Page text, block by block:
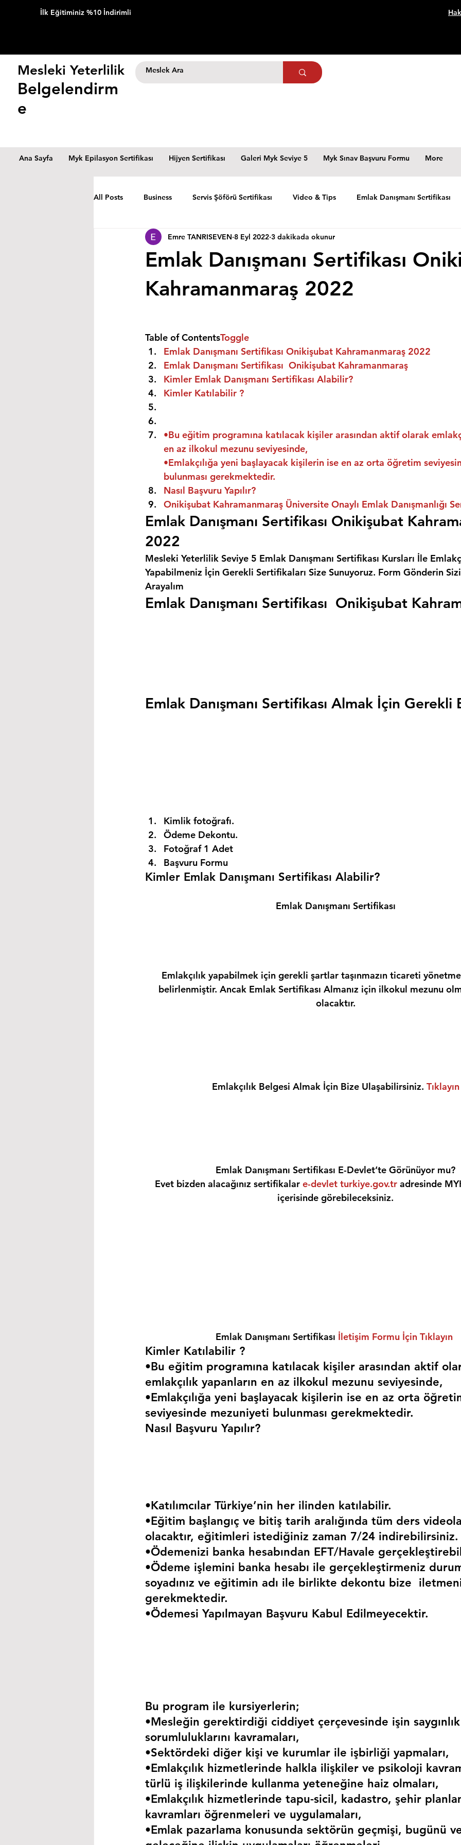
İlk Eğitiminiz %10 İndirimli
Mesleki Yeterlilik
Belgelendirm
e
Ana Sayfa Myk Epilasyon Sertifikası Hijyen Sertifikası Galeri Myk Seviye 5 Myk Sınav Başvuru Formu More
All Posts Business Servis Şöförü Sertifikası Video & Tips Emlak Danışmanı Sertifikası
Emlak Danışmanı Sertifikası
Kahramanmaraş 2022
Emre TANRISEVEN 8 Eyl 2022 3 dakikada okunur
Table of ContentsToggle
Emlak Danışmanı Sertifikası Onikişubat Kahramanmaraş 2022
Emlak Danışmanı Sertifikası  Onikişubat Kahramanmaraş
Kimler Emlak Danışmanı Sertifikası Alabilir?
Kimler Katılabilir ?
•Bu eğitim programına katılacak kişiler arasından aktif olarak
en az ilkokul mezunu seviyesinde,
•Emlakçılığa yeni başlayacak kişilerin ise en az orta öğretim
bulunması gerekmektedir.
Nasıl Başvuru Yapılır?
Onikişubat Kahramanmaraş Üniversite Onaylı Emlak Danışmanlığı
Emlak Danışmanı Sertifikası Onikişubat
2022
Mesleki Yeterlilik Seviye 5 Emlak Danışmanı Sertifikası Kursları İle
Yapabilmeniz İçin Gerekli Sertifikaları Size Sunuyoruz. Form Gönderin
Arayalım
Emlak Danışmanı Sertifikası  Onikişubat
Emlak Danışmanı Sertifikası Almak İçin Gerekli
Kimlik fotoğrafı.
Ödeme Dekontu.
Fotoğraf 1 Adet
Başvuru Formu
Kimler Emlak Danışmanı Sertifikası Alabilir?
Emlak Danışmanı Sertifikası
Emlakçılık yapabilmek için gerekli şartlar taşınmazın ticareti
belirlenmiştir. Ancak Emlak Sertifikası Almanız için ilkokul mezunu
olacaktır.
Emlakçılık Belgesi Almak İçin Bize Ulaşabilirsiniz. Tıklayın
Emlak Danışmanı Sertifikası E-Devlet’te Görünüyor mu?
Evet bizden alacağınız sertifikalar e-devlet turkiye.gov.tr adresinde
içerisinde görebileceksiniz.
Emlak Danışmanı Sertifikası İletişim Formu İçin Tıklayın
Kimler Katılabilir ?
•Bu eğitim programına katılacak kişiler arasından aktif
emlakçılık yapanların en az ilkokul mezunu seviyesinde,
•Emlakçılığa yeni başlayacak kişilerin ise en az orta
seviyesinde mezuniyeti bulunması gerekmektedir.
Nasıl Başvuru Yapılır?
•Katılımcılar Türkiye’nin her ilinden katılabilir.
•Eğitim başlangıç ve bitiş tarih aralığında tüm ders
olacaktır, eğitimleri istediğiniz zaman 7/24 indirebilirsiniz.
•Ödemenizi banka hesabından EFT/Havale
•Ödeme işlemini banka hesabı ile gerçekleştirmeniz
soyadınız ve eğitimin adı ile birlikte dekontu bize
gerekmektedir.
•Ödemesi Yapılmayan Başvuru Kabul Edilmeyecektir.
Bu program ile kursiyerlerin;
•Mesleğin gerektirdiği ciddiyet çerçevesinde işin
sorumluluklarını kavramaları,
•Sektördeki diğer kişi ve kurumlar ile işbirliği yapmaları,
•Emlakçılık hizmetlerinde halkla ilişkiler ve psikoloji
türlü iş ilişkilerinde kullanma yeteneğine haiz olmaları,
•Emlakçılık hizmetlerinde tapu-sicil, kadastro, şehir
kavramları öğrenmeleri ve uygulamaları,
•Emlak pazarlama konusunda sektörün geçmişi, bugünü